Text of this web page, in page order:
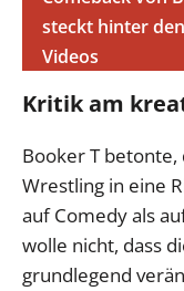
steckt hinter
Videos
Kritik am
Booker T betonte,
Wrestling in eine
auf Comedy als
wolle nicht, dass
grundlegend